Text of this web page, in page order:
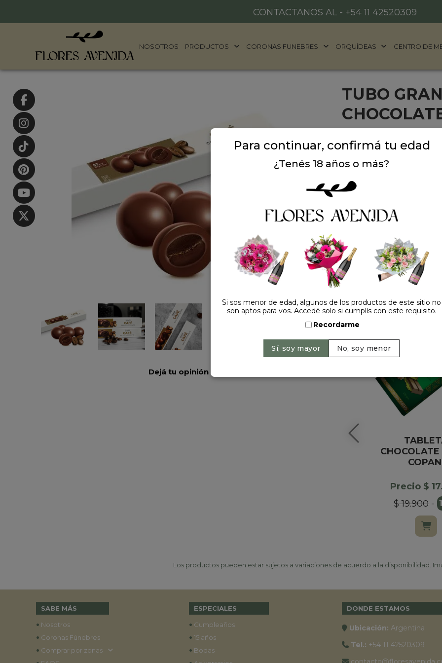
CONTACTANOS AL - +54 11 42520309
NOSOTROS PRODUCTOS CORONAS FUNEBRES ORQUÍDEAS CENTRO DE
Dejá tu opinión
TUBO
Delicioso cafe con
estuche alargado de 25
Precio: $ 6.500
HACELO
Precio $
$ 19.900-
Los productos pueden estar sujetos a variaciones de acuerdo a la disponibilidad.
SABE MÁS
• Nosotros
• Coronas Fúnebres
• Comprar por zonas
ESPECIALES
• Cumpleaños
• 15 años
• Bodas
DONDE ESTAMOS
Ubicación: Argentina
Tel.: +54 11 42520309
Para continuar, confirmá tu edad
¿Tenés 18 años o más?
Si sos menor de edad, algunos de los productos de este sitio no
son aptos para vos. Accedé solo si cumplís con este requisito.
Recordarme